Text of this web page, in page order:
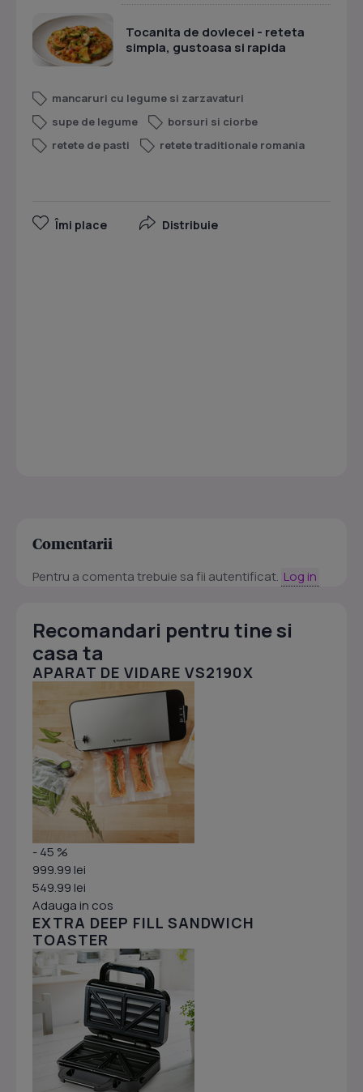
Tocanita de dovlecei - reteta
simpla, gustoasa si rapida
mancaruri cu legume si zarzavaturi
supe de legume
borsuri si ciorbe
retete de pasti
retete traditionale romania
Îmi place Distribuie
Comentarii
Pentru a comenta trebuie sa fii autentificat. Log in
Recomandari pentru tine si
casa ta
APARAT DE VIDARE VS2190X
- 45 %
999.99 lei
549.99 lei
Adauga in cos
EXTRA DEEP FILL SANDWICH
TOASTER